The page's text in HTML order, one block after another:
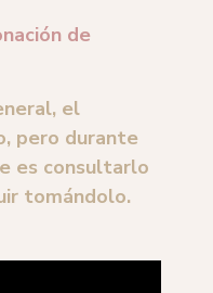
de
el
pero durante
es consultarlo
tomándolo.